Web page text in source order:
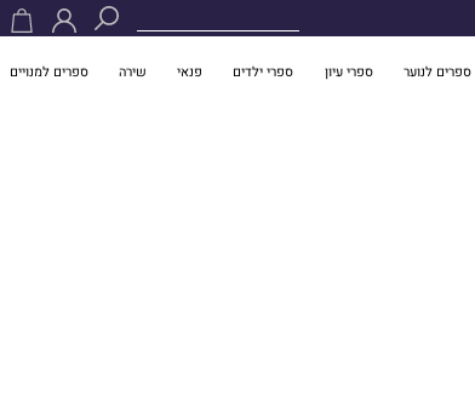
ספרים לנוער ספרי עיון ספרי ילדים פנאי שירה ספרים למנויים